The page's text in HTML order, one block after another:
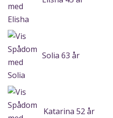
Solia 63 år
Katarina 52 år